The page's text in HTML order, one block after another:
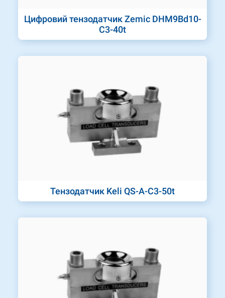
Цифровий тензодатчик Zemic DHM9Bd10-
C3-40t
Тензодатчик Keli QS-A-C3-50t